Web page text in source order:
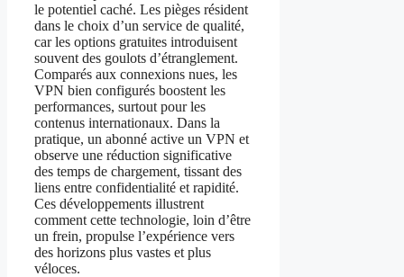
le potentiel caché. Les pièges résident
dans le choix d’un service de qualité,
car les options gratuites introduisent
souvent des goulots d’étranglement.
Comparés aux connexions nues, les
VPN bien configurés boostent les
performances, surtout pour les
contenus internationaux. Dans la
pratique, un abonné active un VPN et
observe une réduction significative
des temps de chargement, tissant des
liens entre confidentialité et rapidité.
Ces développements illustrent
comment cette technologie, loin d’être
un frein, propulse l’expérience vers
des horizons plus vastes et plus
véloces.